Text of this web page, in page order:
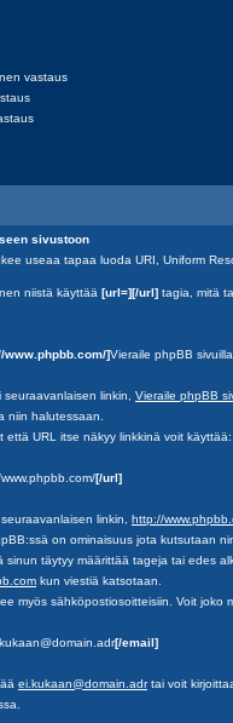
vastaus
sivustoon
useaa tapaa luoda URI, Uniform
niistä käyttää [url=][/url] tagia, mitä
www.phpbb.com/]Vieraile phpBB
seuraavanlaisen linkin, Vieraile phpBB
niin halutessaan.
että URL itse näkyy linkkinä voit käyttää:
[/url]
linkin, http://
on ominaisuus jota kutsutaan
sinun täytyy määrittää tageja tai edes
kun viestiä katsotaan.
myös sähköpostiosoitteisiin. Voit joko
[/email]
ei.kukaan@domain.adrtai voit